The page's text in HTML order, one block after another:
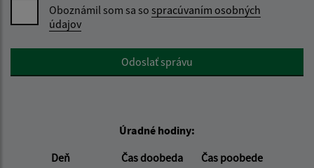
Oboznámil som sa so spracúvaním osobných
údajov
Google reCaptcha ResponseOdoslať správu
Úradné hodiny:
Deň
Čas doobeda
Čas poobede